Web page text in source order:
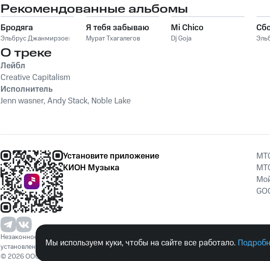
Рекомендованные альбомы
Бродяга
Эльбрус Джанмирзоев
Я тебя забываю
Мурат Тхагалегов
Mi Chico
Dj Goja
О треке
Лейбл
Creative Capitalism
Исполнитель
Jenn wasner, Andy Stack, Noble Lake
Установите приложение
КИОН Музыка
Незаконное потребление наркотических средств, психотропных веществ, их
установленную законодательством ответственность.
© 2026 ООО «КИОН». Все права защищены
Мы используем куки, чтобы на сайте все работало.